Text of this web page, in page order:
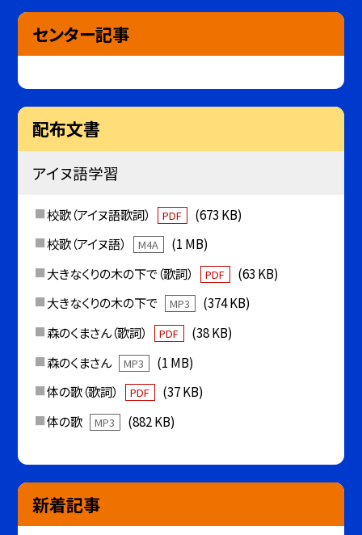
センター記事
配布文書
アイヌ語学習
校歌（アイヌ語歌詞） PDF
(673 KB)
校歌（アイヌ語）
M4A
(1 MB)
大きなくりの木の下で（歌詞）
PDF
(63 KB)
大きなくりの木の下で
MP3
(374 KB)
森のくまさん（歌詞）
PDF
(38 KB)
森のくまさん
MP3
(1 MB)
体の歌（歌詞）
PDF
(37 KB)
体の歌
MP3 (882 KB)
新着記事